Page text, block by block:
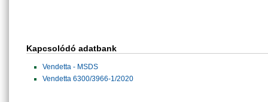
Kapcsolódó adatbank
Vendetta - MSDS
Vendetta 6300/3966-1/2020